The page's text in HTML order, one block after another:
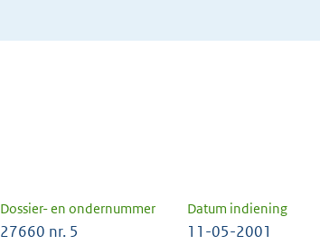
Dossier- en ondernummer Datum indiening
27660 nr. 5 11-05-2001